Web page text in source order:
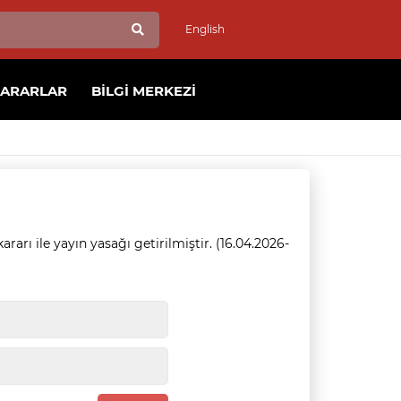
English
BILGI MERKEZI
ile yayın yasağı getirilmiştir. (16.04.2026-